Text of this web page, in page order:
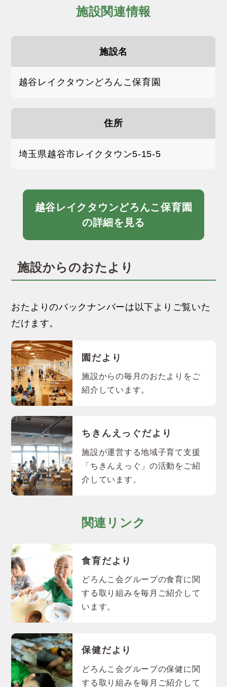
施設関連情報
施設名
越谷レイクタウンどろんこ保育園
住所
埼玉県越谷市レイクタウン5-15-5
越谷レイクタウンどろんこ保育園
の詳細を見る
施設からのおたより
おたよりのバックナンバーは以下よりご覧いた
だけます。
園だより
施設からの毎月のおたよりをご
紹介しています。
ちきんえっぐだより
施設が運営する地域子育て支援
「ちきんえっぐ」の活動をご紹
介しています。
関連リンク
食育だより
どろんこ会グループの食育に関
する取り組みを毎月ご紹介して
います。
保健だより
どろんこ会グループの保健に関
する取り組みを毎月ご紹介して